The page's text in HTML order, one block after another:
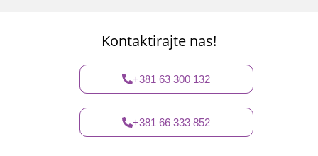
Kontaktirajte nas!
+381 63 300 132
+381 66 333 852